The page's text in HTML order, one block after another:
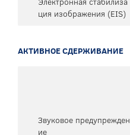
ция изображения (EIS)
АКТИВНОЕ СДЕРЖИВАНИЕ
Звуковое предупрежден
ие